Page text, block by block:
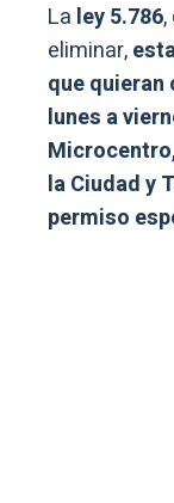
La ley 5.786,
eliminar,
que
lunes a
la Ciudad y
permiso